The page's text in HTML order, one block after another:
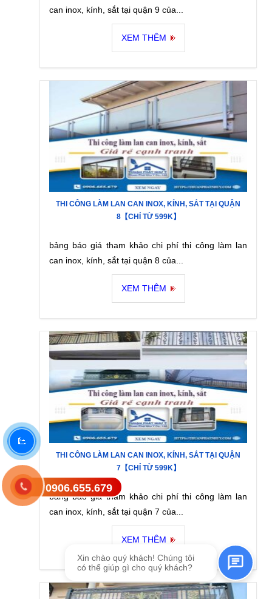
can inox, kính, sắt tại quận 9 của...
XEM THÊM
THI CÔNG LÀM LAN CAN INOX, KÍNH, SẮT TẠI QUẬN
8【CHỈ TỪ 599K】
bảng báo giá tham khảo chi phí thi công làm lan
can inox, kính, sắt tại quận 8 của...
XEM THÊM
THI CÔNG LÀM LAN CAN INOX, KÍNH, SẮT TẠI QUẬN
7【CHỈ TỪ 599K】
bảng báo giá tham khảo chi phí thi công làm lan
can inox, kính, sắt tại quận 7 của...
XEM THÊM
0906.655.679 Gửi tin nhắn SMS